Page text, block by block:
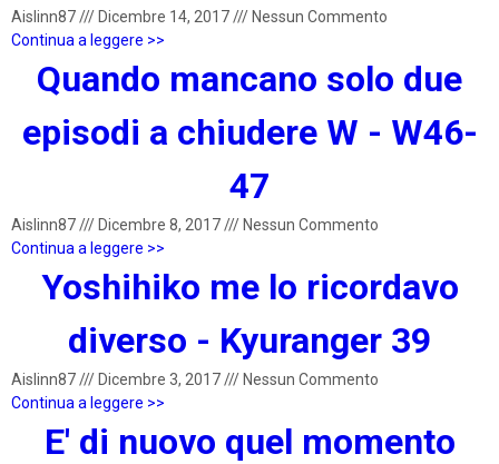
Aislinn87/// Dicembre 14, 2017/// Nessun Commento
Continua a leggere >>
Quando mancano solo due
episodi a chiudere W - W46-
47
Aislinn87/// Dicembre 8, 2017/// Nessun Commento
Continua a leggere >>
Yoshihiko me lo ricordavo
diverso - Kyuranger 39
Aislinn87/// Dicembre 3, 2017/// Nessun Commento
Continua a leggere >>
E' di nuovo quel momento